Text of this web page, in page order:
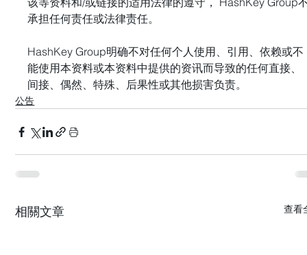
承担任何责任或法律责任。
HashKey Group明确不对任何个人使用、引用、依赖或不
能使用本资料或本资料中提供的资讯而导致的任何直接、
间接、偶然、特殊、后果性或其他损害负责。
公告
相關文章 查看